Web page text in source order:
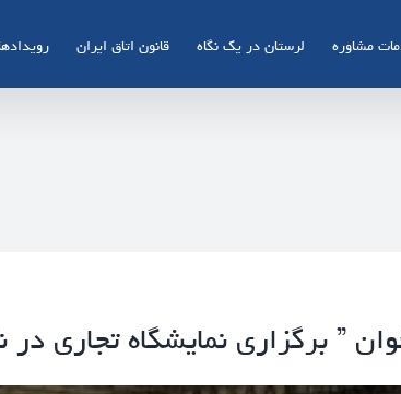
مشاوره لرستان در یک نگاه قانون اتاق ایران
” برگزاری نمایشگاه تجاری در